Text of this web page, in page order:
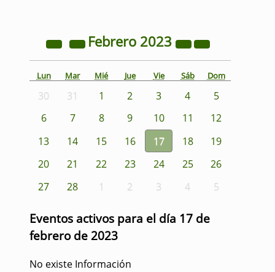
Febrero 2023
Lun Mar Mié Jue Vie Sáb Dom
30 31 1 2 3 4
5
6
7 8 9 10 11
12
13
14 15 16 17 18
19
20
21 22 23 24 25
26
27
28 1 2 3 4 5
Eventos activos para el día 17 de
febrero de 2023
No existe Información